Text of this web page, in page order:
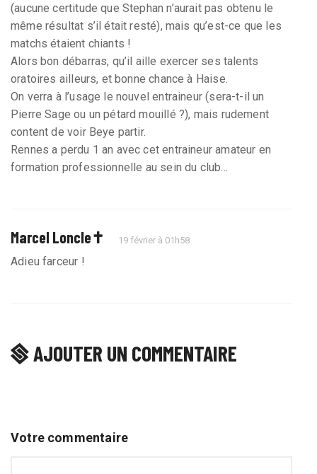
(aucune certitude que Stephan n’aurait pas obtenu le
même résultat s’il était resté), mais qu’est-ce que les
matchs étaient chiants !
Alors bon débarras, qu’il aille exercer ses talents
oratoires ailleurs, et bonne chance à Haise.
On verra à l’usage le nouvel entraineur (sera-t-il un
Pierre Sage ou un pétard mouillé ?), mais rudement
content de voir Beye partir.
Rennes a perdu 1 an avec cet entraineur amateur en
formation professionnelle au sein du club...
Marcel Loncle✝️ 19 février à 01h58
Adieu farceur !
AJOUTER UN COMMENTAIRE
Votre commentaire